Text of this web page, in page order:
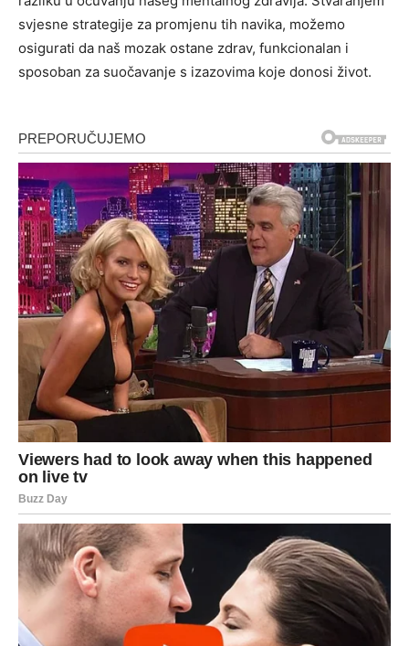
svjesne strategije za promjenu tih navika, možemo
osigurati da naš mozak ostane zdrav, funkcionalan i
sposoban za suočavanje s izazovima koje donosi život.